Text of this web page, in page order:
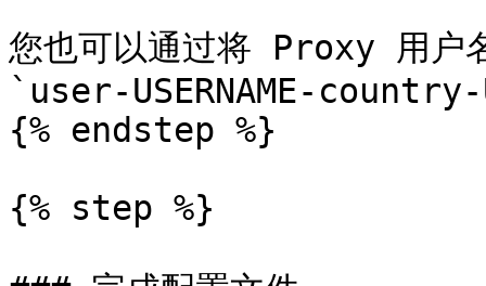
您也可以通过将 Proxy 用户
`user-USERNAME-
{% endstep %}
{% step %}